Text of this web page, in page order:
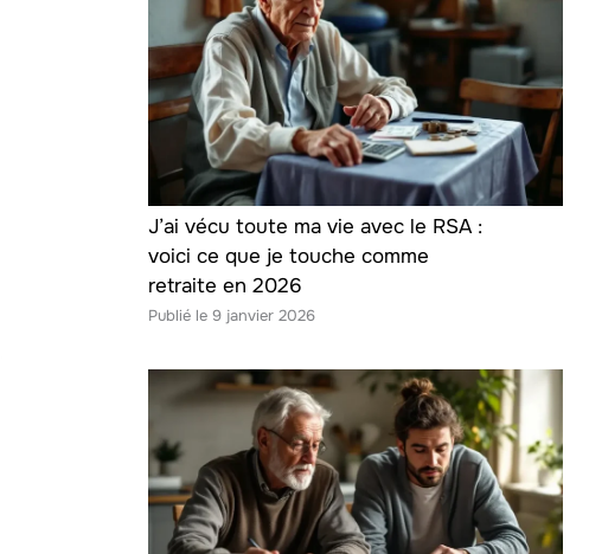
J’ai vécu toute ma vie avec le RSA :
voici ce que je touche comme
retraite en 2026
9 janvier 2026